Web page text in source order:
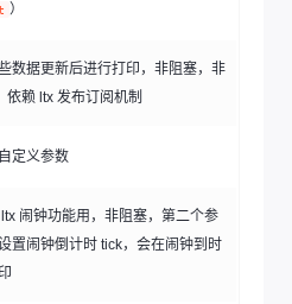
）
数据更新后进行打印，非阻塞，非
依赖 ltx 发布订阅机制
定义参数
闹钟功能用，非阻塞，第二个参
置闹钟倒计时 tick，会在闹钟到时